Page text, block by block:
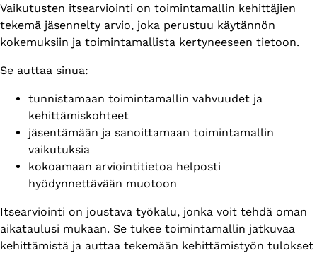
Vaikutusten itsearviointi on toimintamallin kehittäjien
tekemä jäsennelty arvio, joka perustuu käytännön
kokemuksiin ja toimintamallista kertyneeseen tietoon.
Se auttaa sinua:
tunnistamaan toimintamallin vahvuudet ja
kehittämiskohteet
jäsentämään ja sanoittamaan toimintamallin
vaikutuksia
kokoamaan arviointitietoa helposti
hyödynnettävään muotoon
Itsearviointi on joustava työkalu, jonka voit tehdä oman
aikataulusi mukaan. Se tukee toimintamallin jatkuvaa
kehittämistä ja auttaa tekemään kehittämistyön tulokset